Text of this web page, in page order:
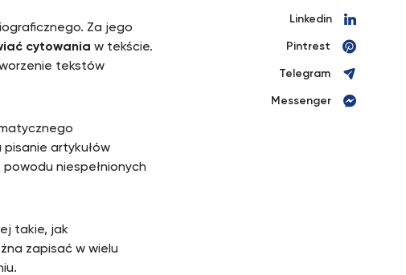
Za jego
cytowania w tekście.
tekstów
artykułów
niespełnionych
takie, jak
zapisać w wielu
Linkedin
Pintrest
Telegram
Messenger